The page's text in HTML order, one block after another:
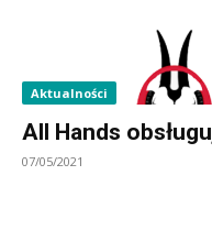
Aktualności
All Hands
07/05/2021